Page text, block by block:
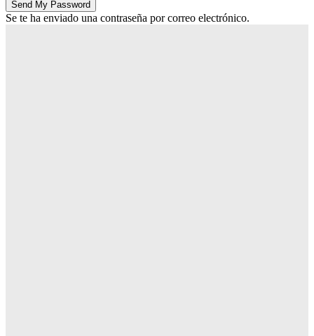
Se te ha enviado una contraseña por correo electrónico.